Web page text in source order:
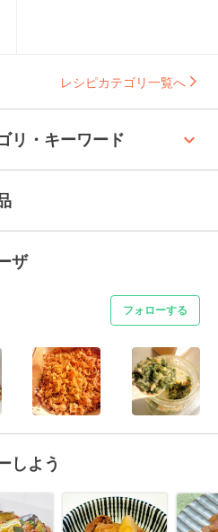
レシピカテゴリ一覧へ
リ・キーワード keyboard_arrow_up
ザ
フォローする
しよう